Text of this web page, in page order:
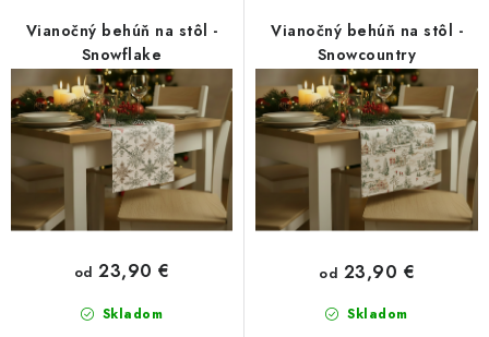
Všeobecné obchodné podmienky
Ako využíváme cookies
Ochrana osobných údajov
Odstúpenie od zmluvy
o
d
u
t
o
v
p
r
o
u
k
t
Vianočný behúň na stôl -
Snowflake
Skladom
od 23,90 €
Vianočný behúň na stôl -
Snowcountry
Skladom
od 23,90 €